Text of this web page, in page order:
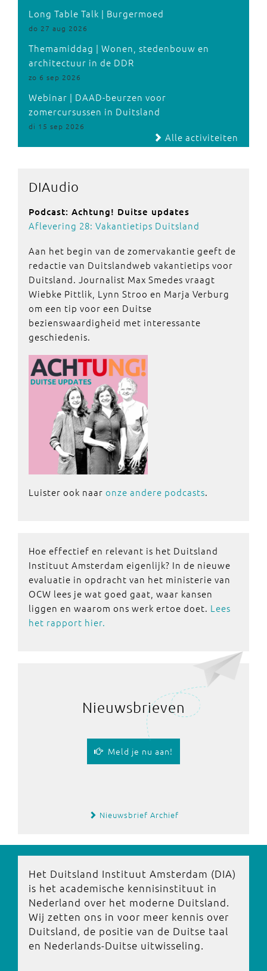
Long Table Talk | Burgermoed
do 27 aug 2026
Themamiddag | Wonen, stedenbouw en
architectuur in de DDR
zo 6 sep 2026
Webinar | DAAD-beurzen voor
zomercursussen in Duitsland
di 15 sep 2026
Alle activiteiten
DIAudio
Podcast: Achtung! Duitse updates
Aflevering 28: Vakantietips Duitsland
Aan het begin van de zomervakantie geeft de
redactie van Duitslandweb vakantietips voor
Duitsland. Journalist Max Smedes vraagt
Wiebke Pittlik, Lynn Stroo en Marja Verburg
om een tip voor een Duitse
bezienswaardigheid met interessante
geschiedenis.
Luister ook naar onze andere podcasts.
Hoe effectief en relevant is het Duitsland
Instituut Amsterdam eigenlijk? In de nieuwe
evaluatie in opdracht van het ministerie van
OCW lees je wat goed gaat, waar kansen
liggen en waarom ons werk ertoe doet. Lees
het rapport hier.
Nieuwsbrieven
Meld je nu aan!
Nieuwsbrief Archief
Het Duitsland Instituut Amsterdam (DIA)
is het academische kennisinstituut in
Nederland over het moderne Duitsland.
Wij zetten ons in voor meer kennis over
Duitsland, de positie van de Duitse taal
en Nederlands-Duitse uitwisseling.